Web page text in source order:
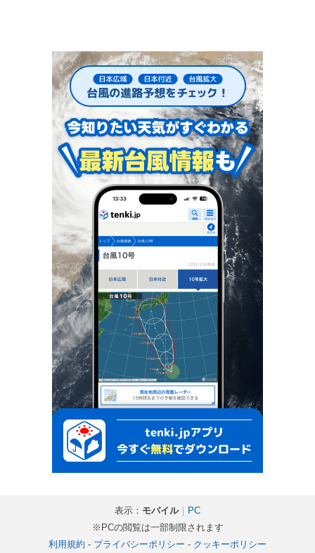
表示： モバイル｜
PC
※PCの閲覧は一部制限されます
利用規約 - プライバシーポリシー - クッキーポリシー